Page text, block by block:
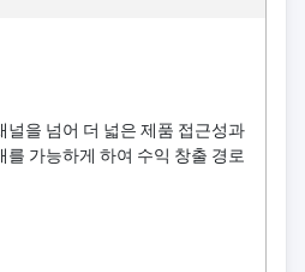
널을 넘어 더 넓은 제품 접근성과
를 가능하게 하여 수익 창출 경로